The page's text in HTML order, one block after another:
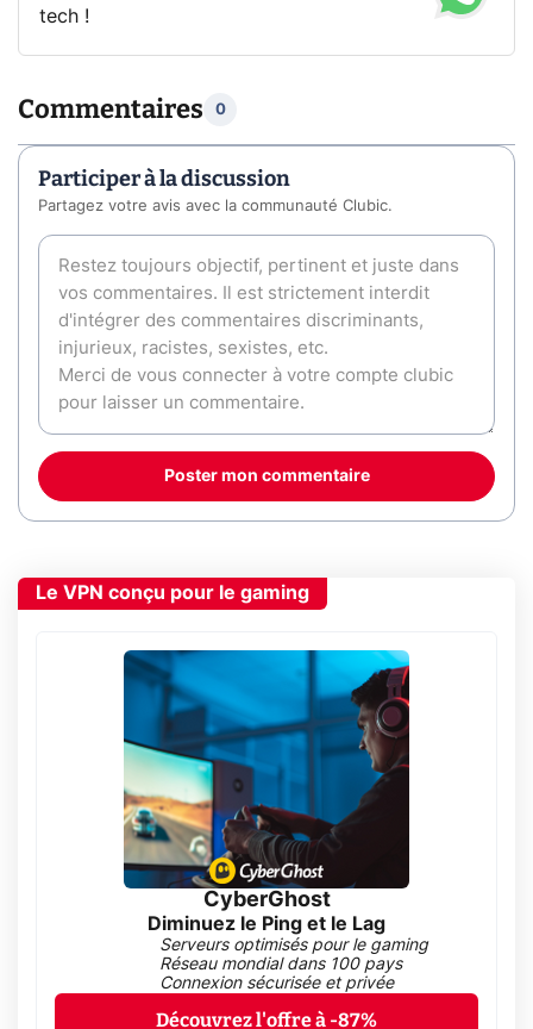
tech !
Commentaires 0
Participer à la discussion
Partagez votre avis avec la communauté Clubic.
Poster mon commentaire
Le VPN conçu pour le gaming
CyberGhost
Diminuez le Ping et le Lag
Serveurs optimisés pour le gaming
Réseau mondial dans 100 pays
Connexion sécurisée et privée
Découvrez l'offre à -87%